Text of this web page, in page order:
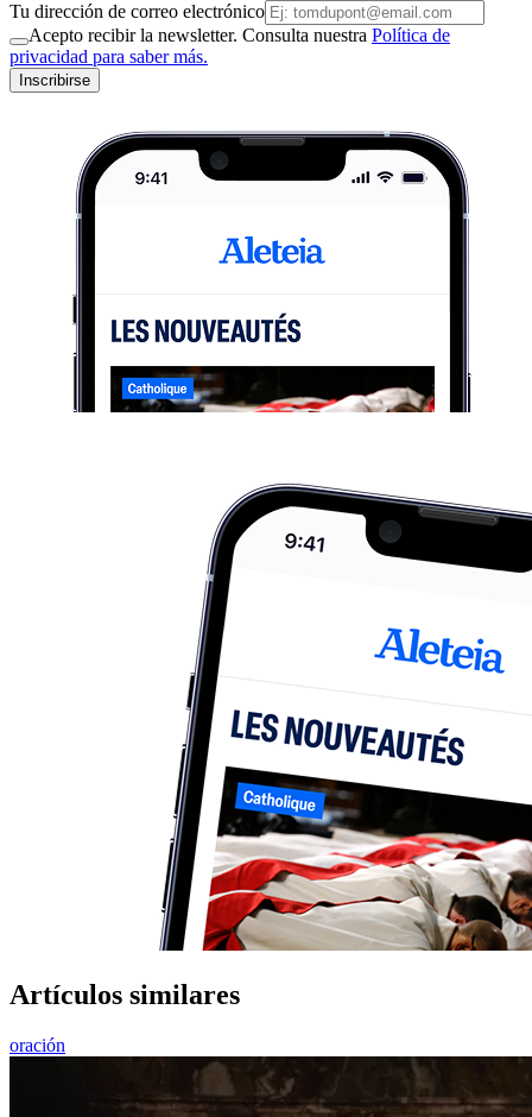
Tu dirección de correo electrónico
Acepto recibir la newsletter. Consulta nuestra Política de
privacidad para saber más.
Inscribirse
Artículos similares
oración